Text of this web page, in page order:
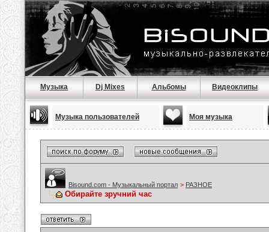
Музыка Dj Mixes Альбомы Видеоклипы
Музыка пользователей Моя музыка
Bisound.com - Музыкальный портал > РАЗНОЕ
Обирайте зручний час